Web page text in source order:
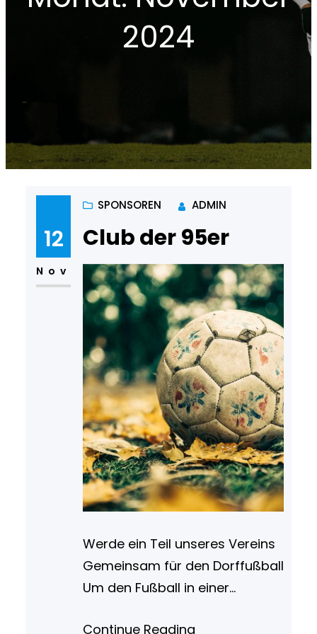
2024
12
Nov
SPONSOREN ADMIN
Club der 95er
Werde ein Teil unseres Vereins
Gemeinsam für den Dorffußball
Um den Fußball in einer
Continue Reading